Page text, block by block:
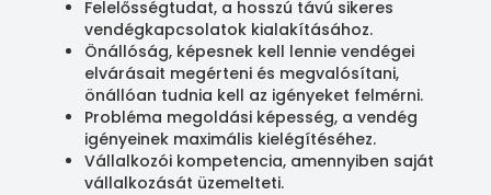
Felelősségtudat, a hosszú távú sikeres
vendégkapcsolatok kialakításához.
Önállóság, képesnek kell lennie vendégei
elvárásait megérteni és megvalósítani,
önállóan tudnia kell az igényeket felmérni.
Probléma megoldási képesség, a vendég
igényeinek maximális kielégítéséhez.
Vállalkozói kompetencia, amennyiben saját
vállalkozását üzemelteti.